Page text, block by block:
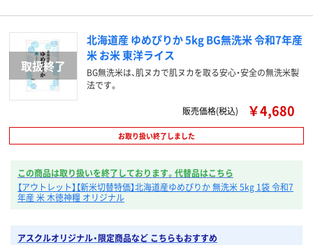
北海道産 ゆめぴりか 5kg BG無洗米 令和7年産
米 お米 東洋ライス
BG無洗米は、肌ヌカで肌ヌカを取る安心・安全の無洗米製
法です。
販売価格(税込) ￥4,680
お取り扱い終了しました
この商品は取り扱いを終了しております。代替品はこちら
【アウトレット】【新米切替特価】北海道産ゆめぴりか 無洗米 5kg 1袋 令和7
年産 米 木徳神糧 オリジナル
アスクルオリジナル・限定商品など こちらもおすすめ